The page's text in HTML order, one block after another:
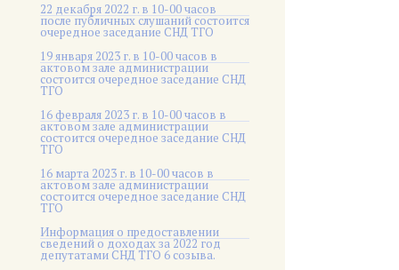
22 декабря 2022 г. в 10-00 часов
после публичных слушаний состоится
очередное заседание СНД ТГО
19 января 2023 г. в 10-00 часов в
актовом зале администрации
состоится очередное заседание СНД
ТГО
16 февраля 2023 г. в 10-00 часов в
актовом зале администрации
состоится очередное заседание СНД
ТГО
16 марта 2023 г. в 10-00 часов в
актовом зале администрации
состоится очередное заседание СНД
ТГО
Информация о предоставлении
сведений о доходах за 2022 год
депутатами СНД ТГО 6 созыва.